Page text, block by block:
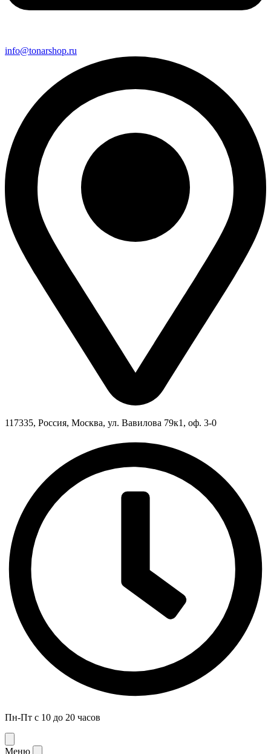
info@tonarshop.ru
117335, Россия, Москва, ул. Вавилова 79к1, оф. 3-0
Пн-Пт с 10 до 20 часов
Меню